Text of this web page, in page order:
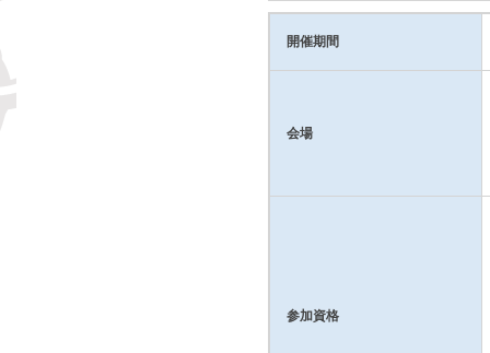
開催期間
会場
参加資格